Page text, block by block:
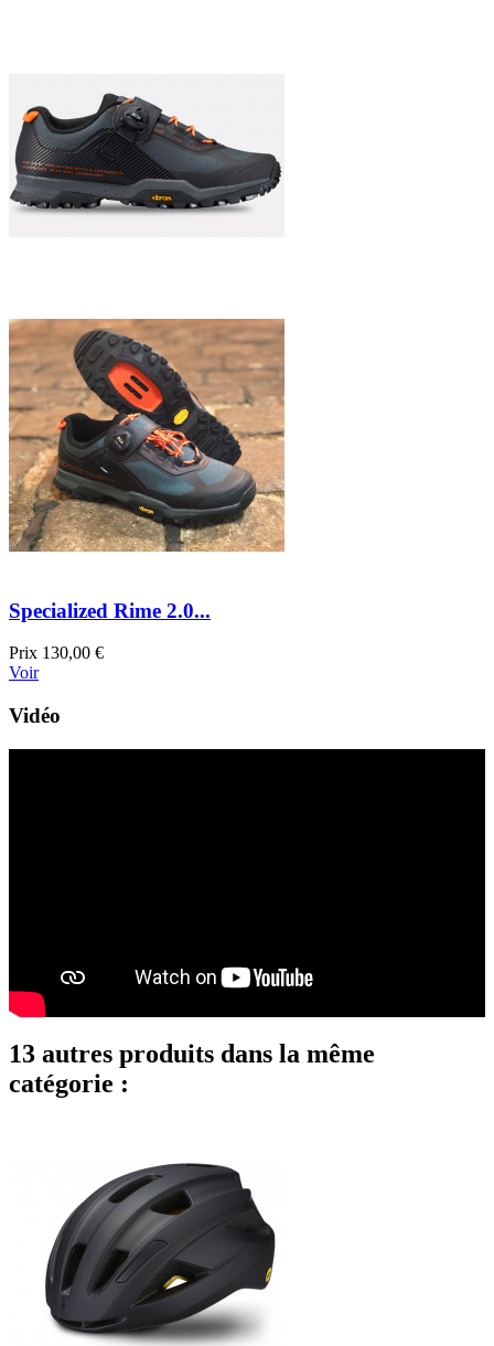
Specialized Rime 2.0...
Prix 130,00 €
Voir
Vidéo
13 autres produits dans la même
catégorie :